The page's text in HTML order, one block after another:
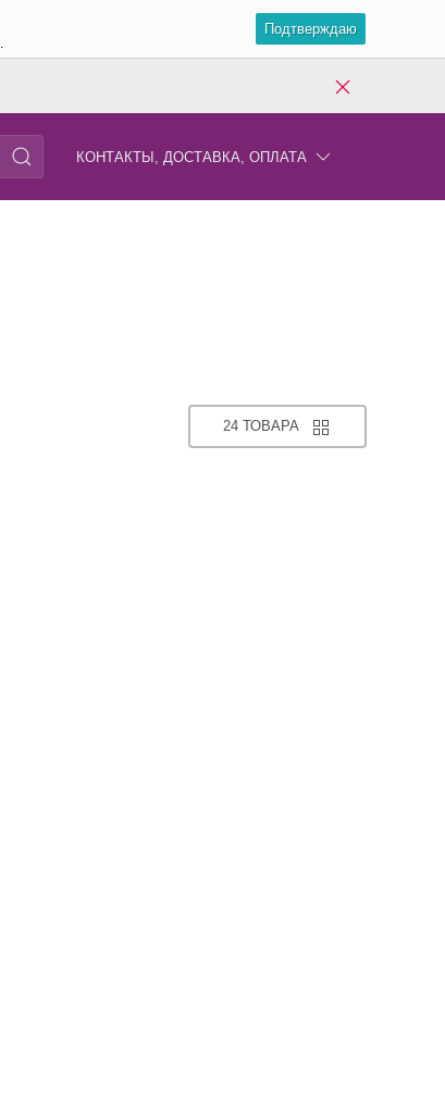
.
Подтверждаю
КОНТАКТЫ, ДОСТАВКА, ОПЛАТА
24 ТОВАРА